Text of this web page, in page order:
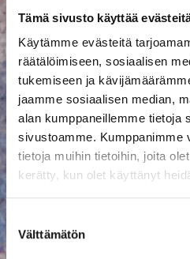
Tämä sivusto käyttää
Käytämme evästeitä
räätälöimiseen, sosiaalisen
tukemiseen ja
jaamme sosiaalisen median,
alan kumppaneillemme tietoja
sivustoamme. Kumppanimme
tietoja muihin tietoihin, joita
kerätty, kun olet käyttänyt
valinta
Välttämätön